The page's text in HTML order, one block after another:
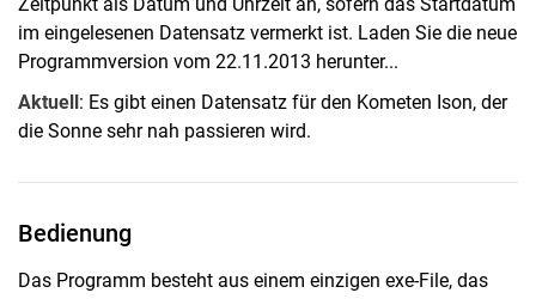
im eingelesenen Datensatz vermerkt ist. Laden Sie die neue
Programmversion vom 22.11.2013 herunter...
Aktuell: Es gibt einen Datensatz für den Kometen Ison, der
die Sonne sehr nah passieren wird.
Bedienung
Das Programm besteht aus einem einzigen exe-File, das